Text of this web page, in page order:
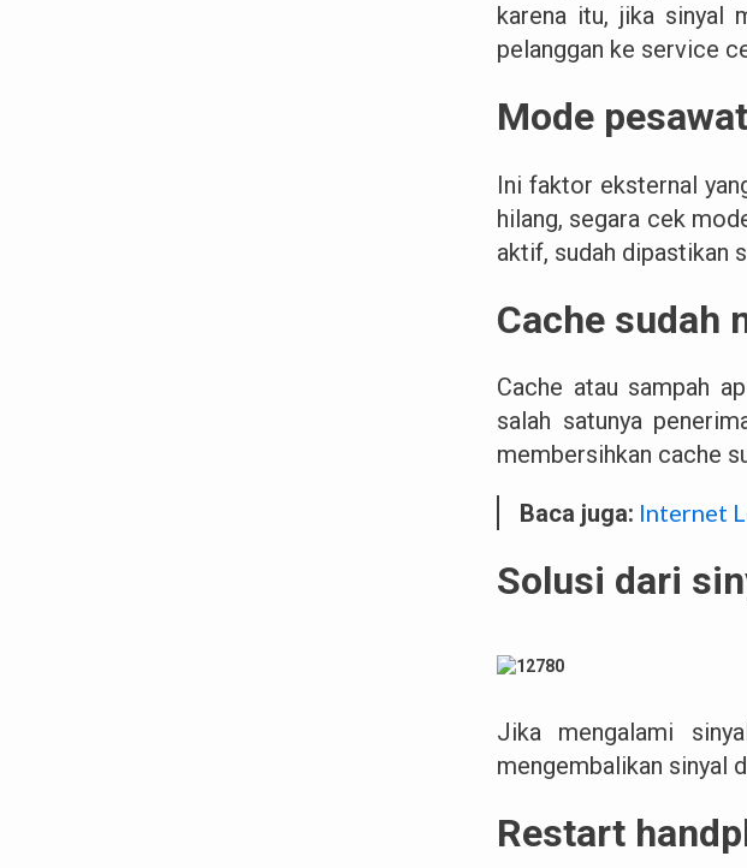
karena itu, jika sinyal
pelanggan ke service
Mode
Ini faktor eksternal
hilang, segara cek
aktif, sudah dipastikan
Cache sudah
Cache atau sampah
salah satunya
membersihkan cache
Baca juga: Internet
Solusi dari
Jika mengalami
mengembalikan sinyal
Restart